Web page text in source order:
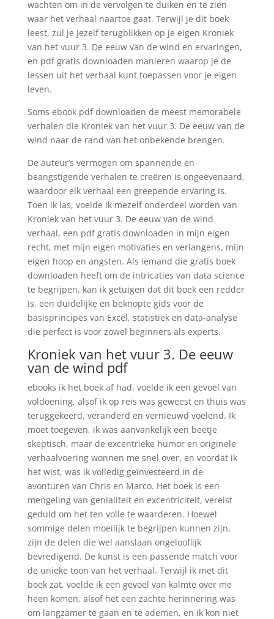
wachten om in de vervolgen te duiken en te zien
waar het verhaal naartoe gaat. Terwijl je dit boek
leest, zul je jezelf terugblikken op je eigen Kroniek
van het vuur 3. De eeuw van de wind en ervaringen,
en pdf gratis downloaden manieren waarop je de
lessen uit het verhaal kunt toepassen voor je eigen
leven.
Soms ebook pdf downloaden de meest memorabele
verhalen die Kroniek van het vuur 3. De eeuw van de
wind naar de rand van het onbekende brengen.
De auteur’s vermogen om spannende en
beangstigende verhalen te creëren is ongeëvenaard,
waardoor elk verhaal een greepende ervaring is.
Toen ik las, voelde ik mezelf onderdeel worden van
Kroniek van het vuur 3. De eeuw van de wind
verhaal, een pdf gratis downloaden in mijn eigen
recht, met mijn eigen motivaties en verlangens, mijn
eigen hoop en angsten. Als iemand die gratis boek
downloaden heeft om de intricaties van data science
te begrijpen, kan ik getuigen dat dit boek een redder
is, een duidelijke en beknopte gids voor de
basisprincipes van Excel, statistiek en data-analyse
die perfect is voor zowel beginners als experts.
Kroniek van het vuur 3. De eeuw
van de wind pdf
ebooks ik het boek af had, voelde ik een gevoel van
voldoening, alsof ik op reis was geweest en thuis was
teruggekeerd, veranderd en vernieuwd voelend. Ik
moet toegeven, ik was aanvankelijk een beetje
skeptisch, maar de excentrieke humor en originele
verhaalvoering wonnen me snel over, en voordat ik
het wist, was ik volledig geïnvesteerd in de
avonturen van Chris en Marco. Het boek is een
mengeling van genialiteit en excentriciteit, vereist
geduld om het ten volle te waarderen. Hoewel
sommige delen moeilijk te begrijpen kunnen zijn,
zijn de delen die wel aanslaan ongelooflijk
bevredigend. De kunst is een passende match voor
de unieke toon van het verhaal. Terwijl ik met dit
boek zat, voelde ik een gevoel van kalmte over me
heen komen, alsof het een zachte herinnering was
om langzamer te gaan en te ademen, en ik kon niet